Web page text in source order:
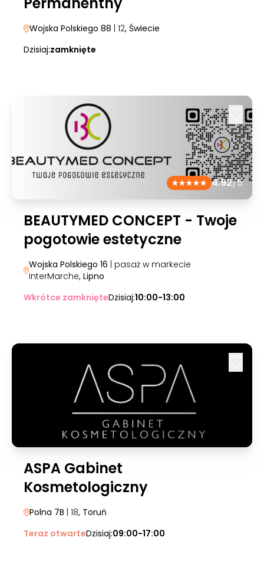
Wojska Polskiego 88 | 12, Świecie
Dzisiaj:zamknięte
4.92/5
BEAUTYMED CONCEPT - Twoje
pogotowie estetyczne
Wojska Polskiego 16 | pasaż w markecie
InterMarche, Lipno
Wkrótce zamknięteDzisiaj:10:00-13:00
ASPA Gabinet
Kosmetologiczny
Polna 7B | 18, Toruń
Teraz otwarteDzisiaj:09:00-17:00